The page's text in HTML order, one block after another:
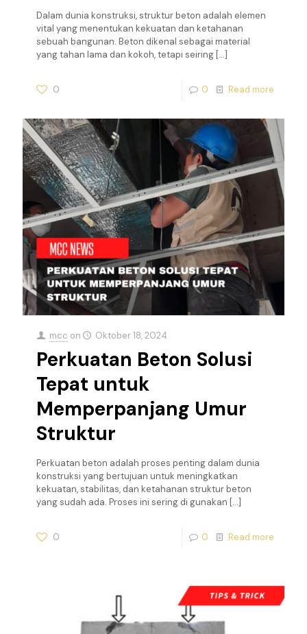
Dalam dunia konstruksi, struktur beton adalah elemen
vital yang menentukan kekuatan dan ketahanan
sebuah bangunan. Beton dikenal sebagai material
yang tahan lama dan kokoh, tetapi seiring […]
0 0 Read more
mcc on Oktober 18, 2024
Perkuatan Beton Solusi
Tepat untuk
Memperpanjang Umur
Struktur
Perkuatan beton adalah proses penting dalam dunia
konstruksi yang bertujuan untuk meningkatkan
kekuatan, stabilitas, dan ketahanan struktur beton
yang sudah ada. Proses ini sering di gunakan […]
0 0 Read more